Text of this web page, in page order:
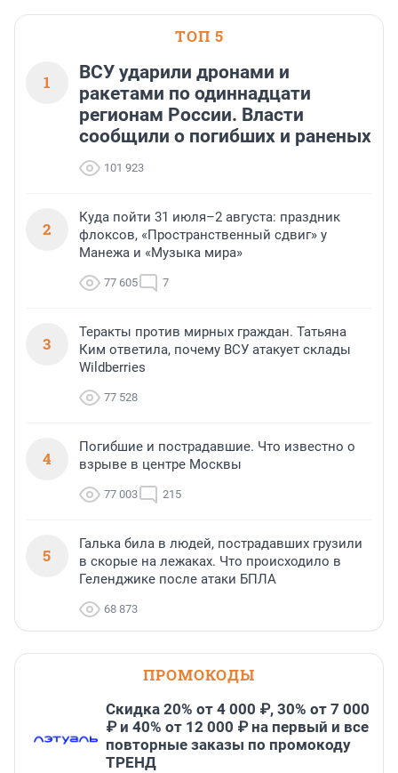
ТОП 5
1
ВСУ ударили дронами и
ракетами по одиннадцати
регионам России. Власти
сообщили о погибших и раненых
101 923
2
Куда пойти 31 июля–2 августа: праздник
флоксов, «Пространственный сдвиг» у
Манежа и «Музыка мира»
77 605 7
3
Теракты против мирных граждан. Татьяна
Ким ответила, почему ВСУ атакует склады
Wildberries
77 528
4
Погибшие и пострадавшие. Что известно о
взрыве в центре Москвы
77 003 215
5
Галька била в людей, пострадавших грузили
в скорые на лежаках. Что происходило в
Геленджике после атаки БПЛА
68 873
ПРОМОКОДЫ
Скидка 20% от 4 000 ₽, 30% от 7 000
₽ и 40% от 12 000 ₽ на первый и все
повторные заказы по промокоду
ТРЕНД